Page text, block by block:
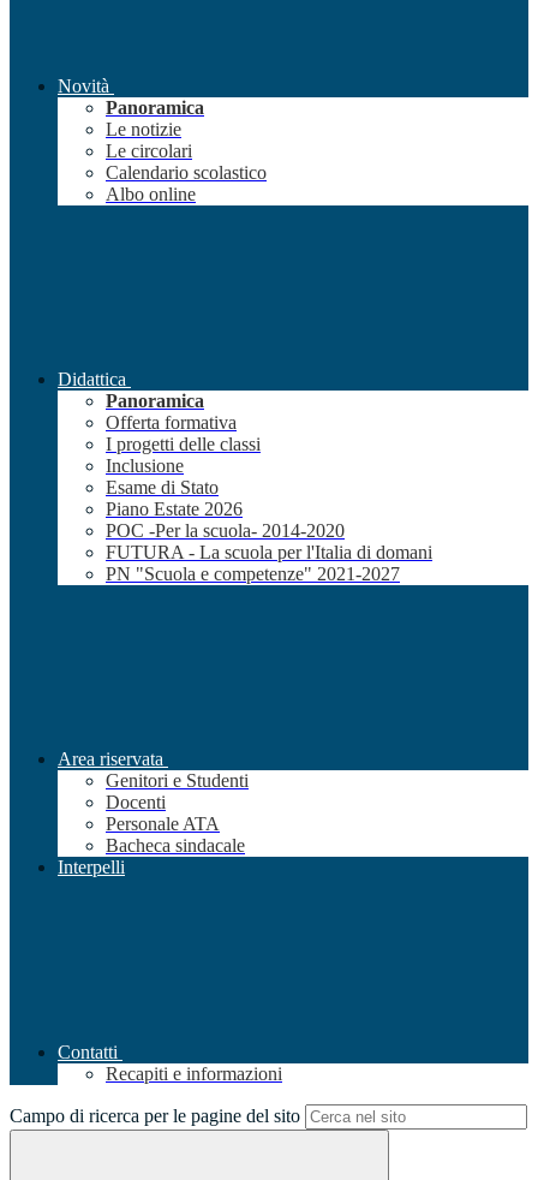
Novità
Panoramica
Le notizie
Le circolari
Calendario scolastico
Albo online
Didattica
Panoramica
Offerta formativa
I progetti delle classi
Inclusione
Esame di Stato
Piano Estate 2026
POC -Per la scuola- 2014-2020
FUTURA - La scuola per l'Italia di domani
PN "Scuola e competenze" 2021-2027
Area riservata
Genitori e Studenti
Docenti
Personale ATA
Bacheca sindacale
Interpelli
Contatti
Recapiti e informazioni
Campo di ricerca per le pagine del sito